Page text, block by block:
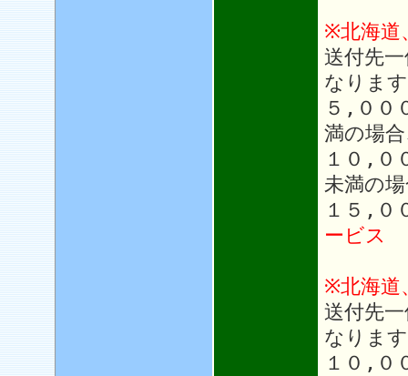
※北海道
送付先
なりま
５,００
満の場
１０,０
未満の
１５,０
ービス
※北海道
送付先
なりま
１０,０